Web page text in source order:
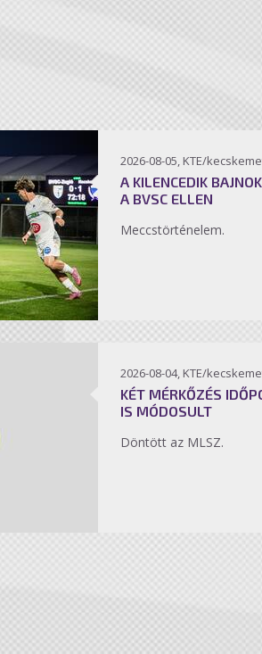
2026-08-05, KTE/
A KILENCEDIK
A BVSC ELLEN
Meccstörténelem.
2026-08-04, KTE/
KÉT MÉRKŐZÉS
IS MÓDOSULT
Döntött az MLSZ.